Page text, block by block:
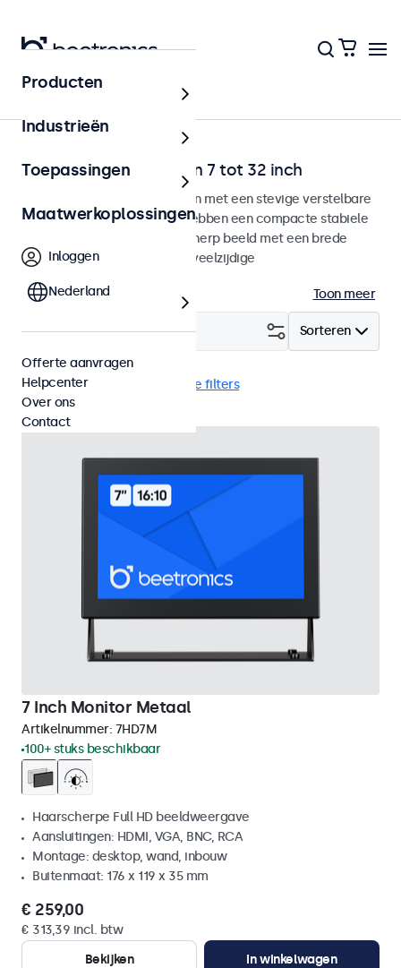
Home
Desktop monitoren van 7 tot 32 inch
Desktop monitoren ontworpen met een stevige verstelbare
voetsteun. Deze monitoren hebben een compacte stabiele
voetsteun, geven een haarscherp beeld met een brede
kijkhoek en beschikken over veelzijdige
Toon meer
Sorteren
Filter (24)
Desktop EN50155 Wis alle filters
7 Inch Monitor Metaal
Artikelnummer: 7HD7M
100+ stuks beschikbaar
Haarscherpe Full HD beeldweergave
Aansluitingen: HDMI, VGA, BNC, RCA
Montage: desktop, wand, inbouw
Buitenmaat: 176 x 119 x 35 mm
€ 259,00
€ 313,39 incl. btw
Bekijken
In winkelwagen
Producten
Industrieën
Toepassingen
Maatwerkoplossingen
Inloggen
Nederland
Offerte aanvragen
Helpcenter
Over ons
Contact